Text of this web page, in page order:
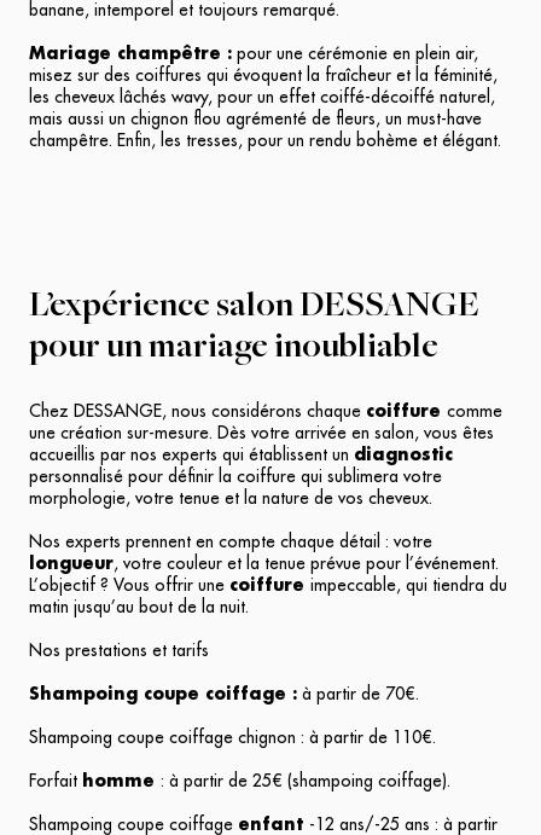
banane, intemporel et toujours remarqué.
Mariage champêtre : pour une cérémonie en plein air,
misez sur des coiffures qui évoquent la fraîcheur et la féminité,
les cheveux lâchés wavy, pour un effet coiffé-décoiffé naturel,
mais aussi un chignon flou agrémenté de fleurs, un must-have
champêtre. Enfin, les tresses, pour un rendu bohème et élégant.
L’expérience salon DESSANGE
pour un mariage inoubliable
Chez DESSANGE, nous considérons chaque coiffure comme
une création sur-mesure. Dès votre arrivée en salon, vous êtes
accueillis par nos experts qui établissent un diagnostic
personnalisé pour définir la coiffure qui sublimera votre
morphologie, votre tenue et la nature de vos cheveux.
Nos experts prennent en compte chaque détail : votre
longueur, votre couleur et la tenue prévue pour l’événement.
L’objectif ? Vous offrir une coiffure impeccable, qui tiendra du
matin jusqu’au bout de la nuit.
Nos prestations et tarifs
Shampoing coupe coiffage : à partir de 70€.
Shampoing coupe coiffage chignon : à partir de 110€.
Forfait homme : à partir de 25€ (shampoing coiffage).
Shampoing coupe coiffage enfant -12 ans/-25 ans : à partir